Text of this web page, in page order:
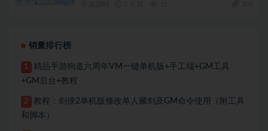
销量排行榜
1
精品手游狗道六周年VM一键单机版+手工端+GM工具
+GM后台+教程
2
教程：剑侠2单机版修改单人藏剑及GM命令使用（附工具
和脚本）